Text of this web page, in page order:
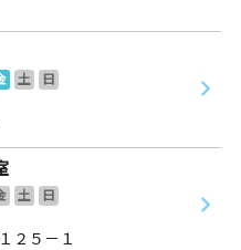
土
日
土
日
２５－１